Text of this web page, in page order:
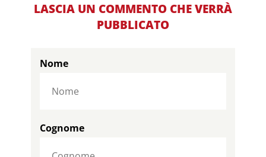
LASCIA UN COMMENTO CHE VERRÀ
PUBBLICATO
Nome
Cognome